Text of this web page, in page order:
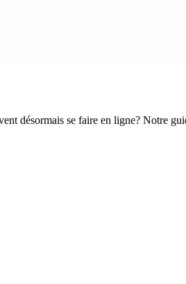
désormais se faire en ligne? Notre